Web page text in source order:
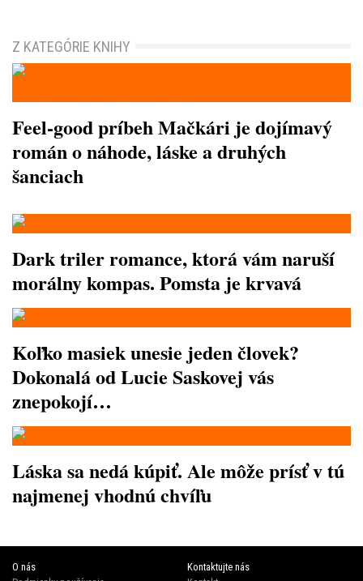
Z KATEGÓRIE KNIHY
Feel-good príbeh Mačkári je dojímavý
román o náhode, láske a druhých
šanciach
Dark triler romance, ktorá vám naruší
morálny kompas. Pomsta je krvavá
Koľko masiek unesie jeden človek?
Dokonalá od Lucie Saskovej vás
znepokojí…
Láska sa nedá kúpiť. Ale môže prísť v tú
najmenej vhodnú chvíľu
O nás
Kontaktujte nás